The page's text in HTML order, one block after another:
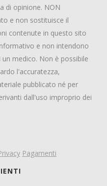
di opinione. NON
e non sostituisce il
contenute in questo sito
e non intendono
medico. Non è possibile
l'accuratezza,
pubblicato né per
dall'uso improprio dei
Pagamenti